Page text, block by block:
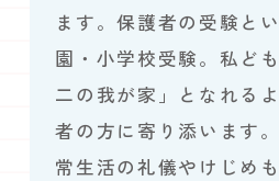
ます。保護者の受験と
園・小学校受験。私ど
二の我が家」となれる
者の方に寄り添います
常生活の礼儀やけじめ